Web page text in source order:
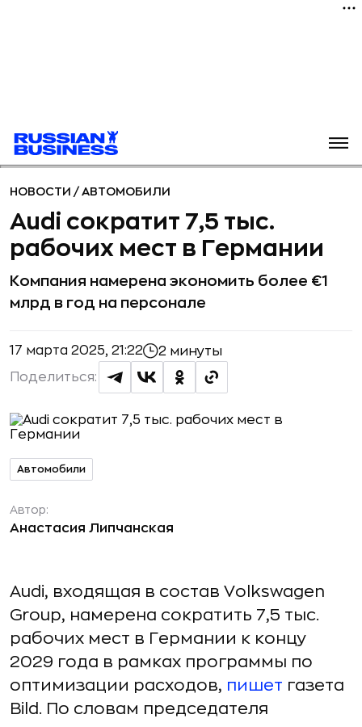
НОВОСТИ / АВТОМОБИЛИ
Audi сократит 7,5 тыс.
рабочих мест в Германии
Компания намерена экономить более €1
млрд в год на персонале
17 марта 2025, 21:22 2 минуты
Поделиться:
Автомобили
Автор:
Анастасия Липчанская
Audi, входящая в состав Volkswagen
Group, намерена сократить 7,5 тыс.
рабочих мест в Германии к концу
2029 года в рамках программы по
оптимизации расходов, пишет газета
Bild. По словам председателя